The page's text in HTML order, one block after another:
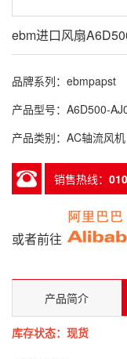
ebm进口风扇
品牌系列：ebmpapst
产品型号：A6D500-
产品类别：AC轴流风机
销售热线：
或者前往
产品简介
库存状态：现货